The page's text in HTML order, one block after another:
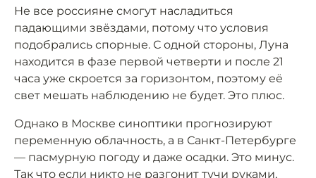
Не все россияне смогут насладиться
падающими звёздами, потому что условия
подобрались спорные. С одной стороны, Луна
находится в фазе первой четверти и после 21
часа уже скроется за горизонтом, поэтому её
свет мешать наблюдению не будет. Это плюс.
Однако в Москве синоптики прогнозируют
переменную облачность, а в Санкт-Петербурге
— пасмурную погоду и даже осадки. Это минус.
Так что если никто не разгонит тучи руками,